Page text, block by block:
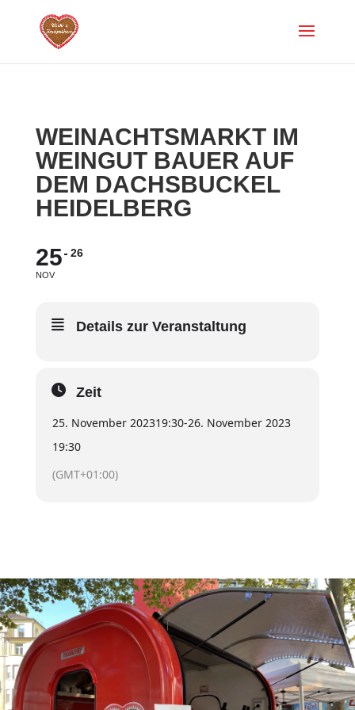
WEINACHTSMARKT IM
WEINGUT BAUER AUF
DEM DACHSBUCKEL
HEIDELBERG
25
NOV
26
Details zur Veranstaltung
Zeit
25. November 202319:30-26. November 2023
19:30
(GMT+01:00)
Kontakt
Mobil
0176-20419467